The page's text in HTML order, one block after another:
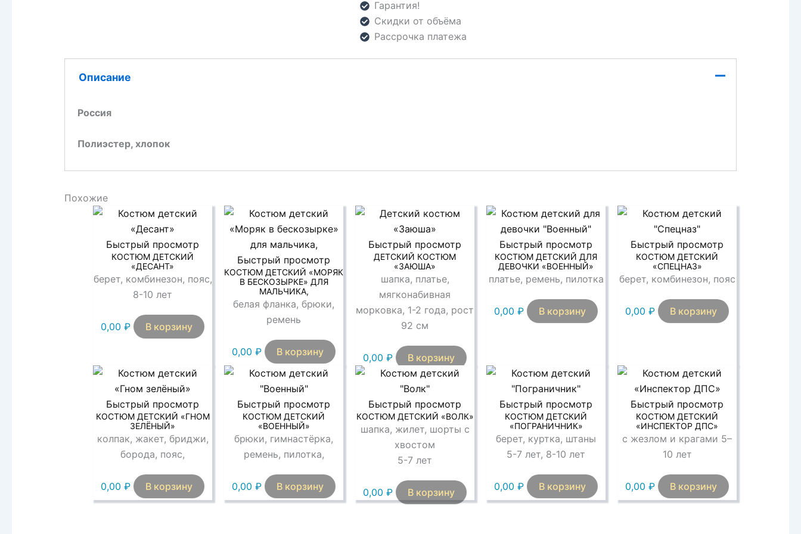
Гарантия!
Скидки от объёма
Рассрочка платежа
Описание
Россия
Полиэстер, хлопок
Похожие
Быстрый просмотр
КОСТЮМ ДЕТСКИЙ
«ДЕСАНТ»
берет, комбинезон, пояс,
8-10 лет
0,00 ₽ В корзину
Быстрый просмотр
КОСТЮМ ДЕТСКИЙ «МОРЯК
В БЕСКОЗЫРКЕ» ДЛЯ
МАЛЬЧИКА,
белая фланка, брюки,
ремень
0,00 ₽ В корзину
Быстрый просмотр
ДЕТСКИЙ КОСТЮМ
«ЗАЮША»
шапка, платье,
мягконабивная
морковка, 1-2 года, рост
92 см
0,00 ₽ В корзину
Быстрый просмотр
КОСТЮМ ДЕТСКИЙ ДЛЯ
ДЕВОЧКИ «ВОЕННЫЙ»
платье, ремень, пилотка
0,00 ₽ В корзину
Быстрый просмотр
КОСТЮМ ДЕТСКИЙ
«СПЕЦНАЗ»
берет, комбинезон, пояс
0,00 ₽ В корзину
Быстрый просмотр
КОСТЮМ ДЕТСКИЙ «ГНОМ
ЗЕЛЁНЫЙ»
колпак, жакет, бриджи,
борода, пояс,
0,00 ₽ В корзину
Быстрый просмотр
КОСТЮМ ДЕТСКИЙ
«ВОЕННЫЙ»
брюки, гимнастёрка,
ремень, пилотка,
0,00 ₽ В корзину
Быстрый просмотр
КОСТЮМ ДЕТСКИЙ «ВОЛК»
шапка, жилет, шорты с
хвостом
5-7 лет
0,00 ₽ В корзину
Быстрый просмотр
КОСТЮМ ДЕТСКИЙ
«ПОГРАНИЧНИК»
берет, куртка, штаны
5-7 лет, 8-10 лет
0,00 ₽ В корзину
Быстрый просмотр
КОСТЮМ ДЕТСКИЙ
«ИНСПЕКТОР ДПС»
с жезлом и крагами 5–
10 лет
0,00 ₽ В корзину